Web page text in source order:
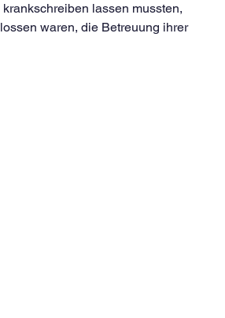
lassen mussten,
waren, die Betreuung ihrer